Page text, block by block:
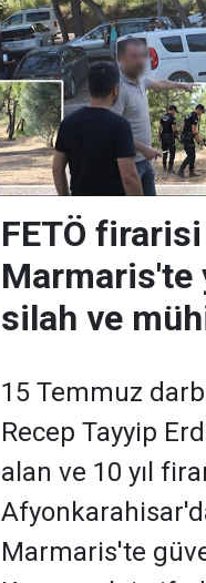
FETÖ
Marmaris'te
silah ve
15 Temmuz
Recep Tayyip
alan ve 10 yıl
Marmaris'te